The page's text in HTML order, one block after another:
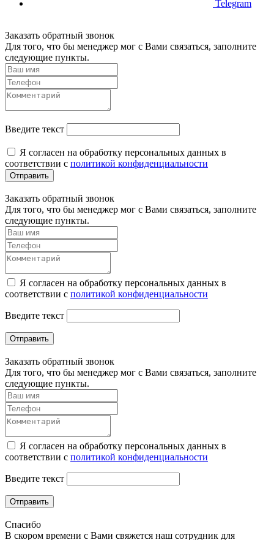
Telegram
Заказать обратный звонок
Для того, что бы менеджер мог с Вами связаться, заполните
следующие пункты.
Введите текст
Я согласен на обработку персональных данных в
соответствии с политикой конфиденциальности
Отправить
Заказать обратный звонок
Для того, что бы менеджер мог с Вами связаться, заполните
следующие пункты.
Я согласен на обработку персональных данных в
соответствии с политикой конфиденциальности
Введите текст
Отправить
Заказать обратный звонок
Для того, что бы менеджер мог с Вами связаться, заполните
следующие пункты.
Я согласен на обработку персональных данных в
соответствии с политикой конфиденциальности
Введите текст
Отправить
Спасибо
В скором времени с Вами свяжется наш сотрудник для